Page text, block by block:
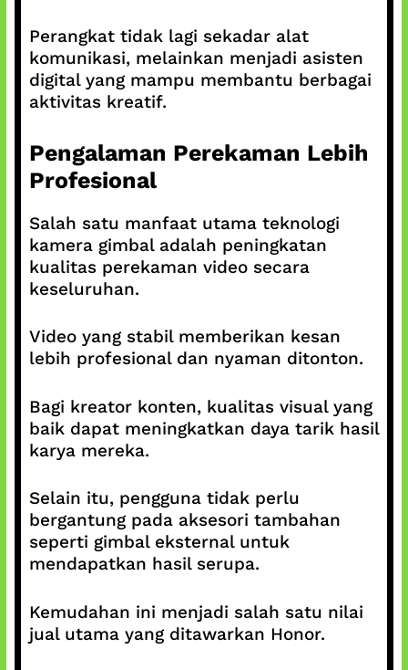
Perangkat tidak lagi sekadar alat
komunikasi, melainkan menjadi asisten
digital yang mampu membantu berbagai
aktivitas kreatif.
Pengalaman Perekaman Lebih
Profesional
Salah satu manfaat utama teknologi
kamera gimbal adalah peningkatan
kualitas perekaman video secara
keseluruhan.
Video yang stabil memberikan kesan
lebih profesional dan nyaman ditonton.
Bagi kreator konten, kualitas visual yang
baik dapat meningkatkan daya tarik hasil
karya mereka.
Selain itu, pengguna tidak perlu
bergantung pada aksesori tambahan
seperti gimbal eksternal untuk
mendapatkan hasil serupa.
Kemudahan ini menjadi salah satu nilai
jual utama yang ditawarkan Honor.